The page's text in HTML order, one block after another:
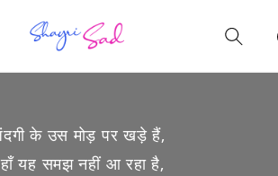
के उस मोड़ पर खड़े हैं,
यह समझ नहीं आ रहा है,